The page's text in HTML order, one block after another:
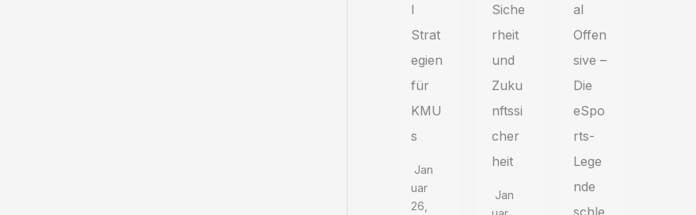
l
Strat
egien
für
KMU
s
Jan
Uar
26,
Siche
rheit
und
Zuku
nftssi
cher
heit
Jan
al
Offen
sive –
Die
eSpo
rts-
Lege
nde
schle